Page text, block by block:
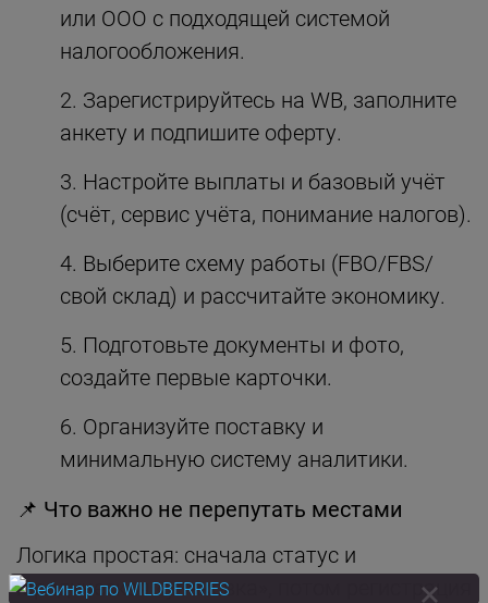
или ООО с подходящей системой
налогообложения.
Зарегистрируйтесь на WB, заполните
анкету и подпишите оферту.
Настройте выплаты и базовый учёт
(счёт, сервис учёта, понимание налогов).
Выберите схему работы (FBO/FBS/
свой склад) и рассчитайте экономику.
Подготовьте документы и фото,
создайте первые карточки.
Организуйте поставку и
минимальную систему аналитики.
📌 Что важно не перепутать местами
Логика простая: сначала статус и
юридическая «упаковка», потом регистрация